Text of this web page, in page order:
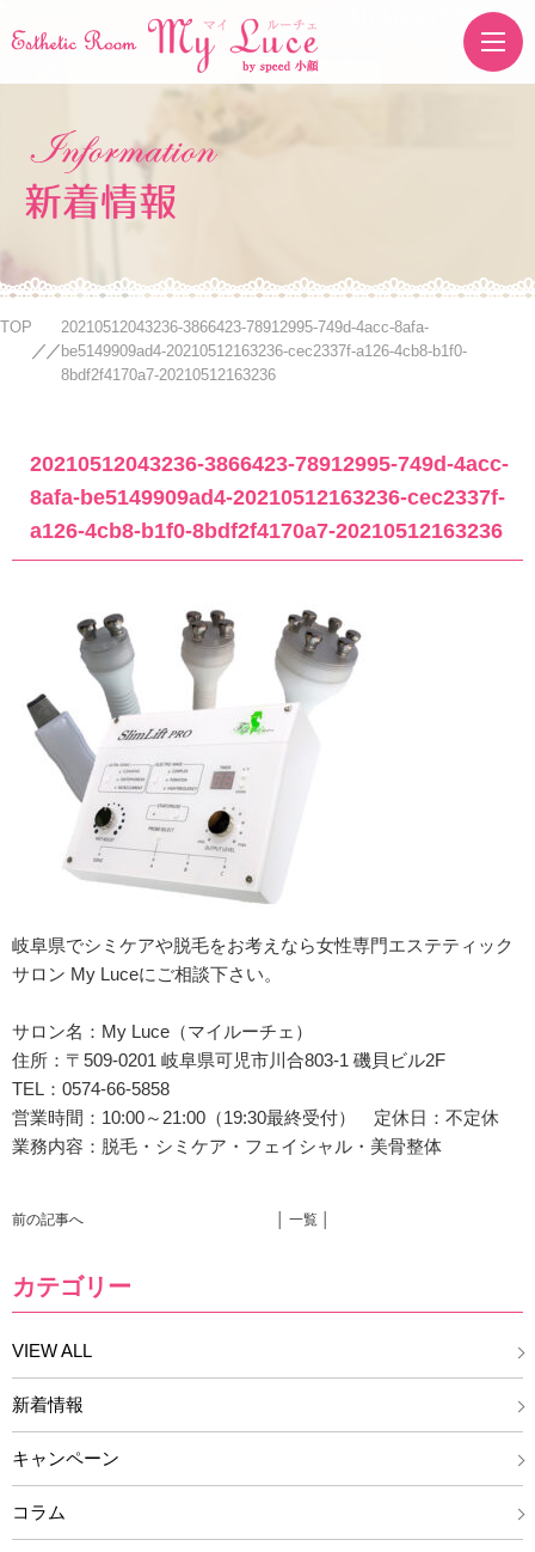
My Luce's STORE
新着情報
TOP
20210512043236-3866423-78912995-749d-4acc-8afa-
be5149909ad4-20210512163236-cec2337f-a126-4cb8-b1f0-
8bdf2f4170a7-20210512163236
20210512043236-3866423-78912995-749d-4acc-
8afa-be5149909ad4-20210512163236-cec2337f-
a126-4cb8-b1f0-8bdf2f4170a7-20210512163236
岐阜県でシミケアや脱毛をお考えなら女性専門エステティック
サロン My Luceにご相談下さい。
サロン名：My Luce（マイルーチェ）
住所： 〒509-0201 岐阜県可児市川合803-1 磯貝ビル2F
TEL：0574-66-5858
営業時間：10:00～21:00（19:30最終受付） 定休日：不定休
業務内容：脱毛・シミケア・フェイシャル・美骨整体
前の記事へ │ 一覧 │
カテゴリー
VIEW ALL
新着情報
キャンペーン
コラム